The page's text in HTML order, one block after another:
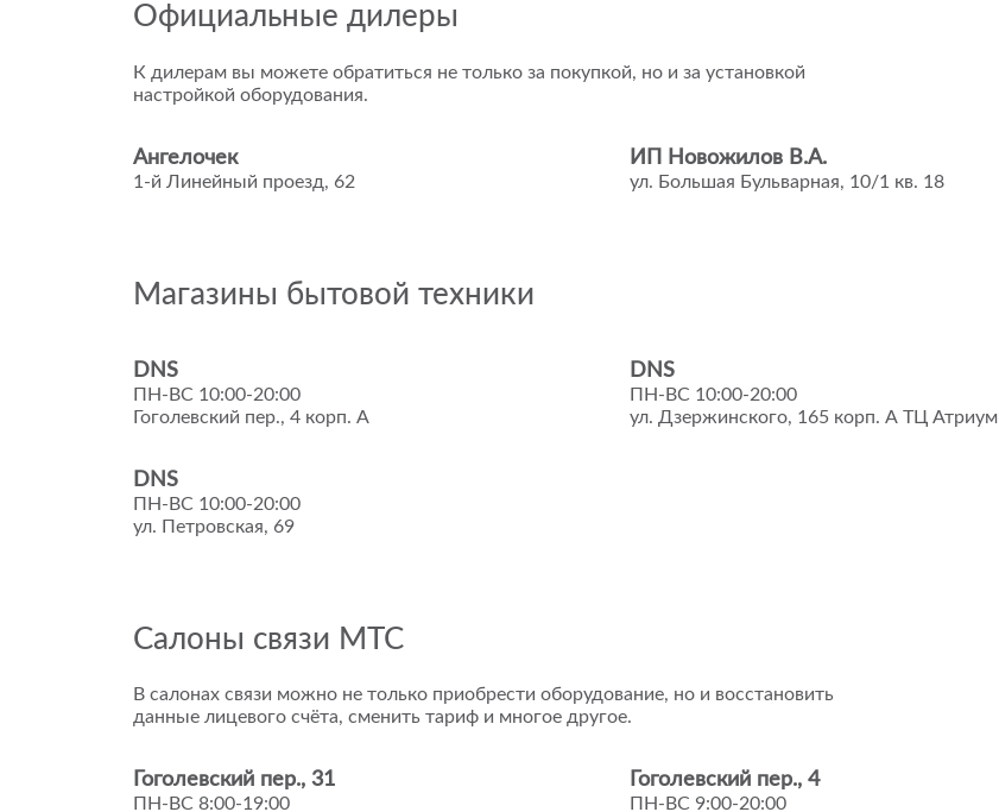
Официальные дилеры
К дилерам вы можете обратиться не только за покупкой, но и за установкой
настройкой оборудования.
Ангелочек
1-й Линейный проезд, 62
ИП Новожилов В.А.
ул. Большая Бульварная, 10/1 кв. 18
Магазины бытовой техники
DNS
ПН-ВС 10:00-20:00
Гоголевский пер., 4 корп. А
DNS
ПН-ВС 10:00-20:00
ул. Дзержинского, 165 корп. А ТЦ Атриум
DNS
ПН-ВС 10:00-20:00
ул. Петровская, 69
Салоны связи МТС
В салонах связи можно не только приобрести оборудование, но и восстановить
данные лицевого счёта, сменить тариф и многое другое.
Гоголевский пер., 31
ПН-ВС 8:00-19:00
Гоголевский пер., 4
ПН-ВС 9:00-20:00